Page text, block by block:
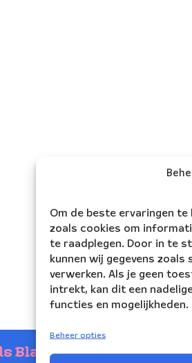
Om de beste ervaringen te
zoals cookies om
te raadplegen. Door in te
kunnen wij gegevens
verwerken. Als je geen
intrekt, kan dit een
functies en mogelijkheden.
Beheer opties
Blazers Ensemble